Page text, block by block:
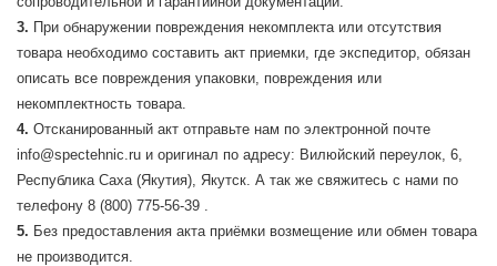
При обнаружении повреждения некомплекта или отсутствия
товара необходимо составить акт приемки, где экспедитор, обязан
описать все повреждения упаковки, повреждения или
некомплектность товара.
Отсканированный акт отправьте нам по электронной почте
info@spectehnic.ru и оригинал по адресу: Вилюйский переулок, 6,
Республика Саха (Якутия), Якутск. А так же свяжитесь с нами по
телефону 8 (800) 775-56-39 .
Без предоставления акта приёмки возмещение или обмен товара
не производится.